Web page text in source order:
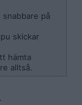
på
skickar
hämta
alltså.